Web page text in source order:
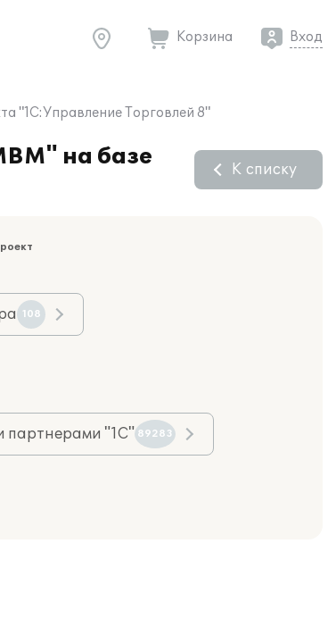
Корзина Вход
"1С:Управление Торговлей 8"
на базе
К списку
108
партнерами "1С" 89283